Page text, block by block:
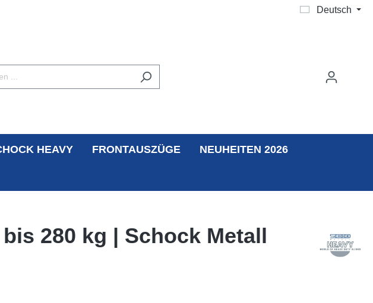
Deutsch
HEAVY FRONTAUSZÜGE NEUHEITEN 2026
280 kg | Schock Metall